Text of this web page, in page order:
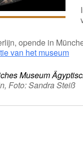
opende in
van het museum
Museum
Foto: Sandra Steiß